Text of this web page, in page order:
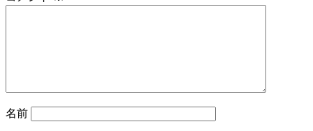
名前